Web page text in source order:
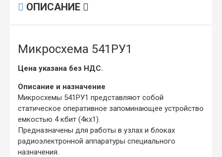
ОПИСАНИЕ
Микросхема 541РУ1
Цена указана без НДС.
Описание и назначение
Микросхемы 541РУ1 представляют собой
статическое оперативное запоминающее устройство
емкостью 4 кбит (4кх1).
Предназначены для работы в узлах и блоках
радиоэлектронной аппаратуры специального
назначения.